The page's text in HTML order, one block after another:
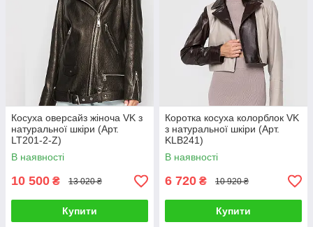
Косуха оверсайз жіноча VK з
натуральної шкіри (Арт.
LT201-2-Z)
В наявності
10 500 ₴ 13 020 ₴
Купити
Коротка косуха колорблок VK
з натуральної шкіри (Арт.
KLB241)
В наявності
6 720 ₴ 10 920 ₴
Купити